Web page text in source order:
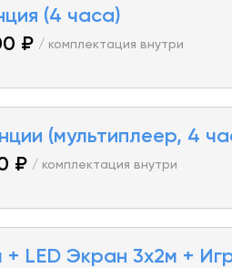
(4 часа)
₽ / комплектация внутри
(мультиплеер, 4
₽ / комплектация внутри
LED Экран 3x2м +